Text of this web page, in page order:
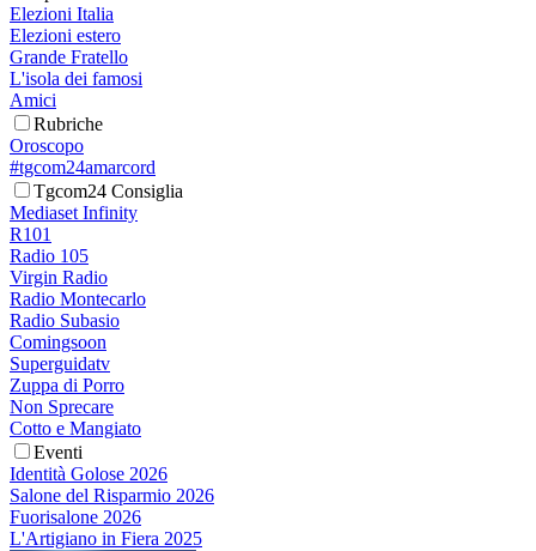
Elezioni Italia
Elezioni estero
Grande Fratello
L'isola dei famosi
Amici
Rubriche
Oroscopo
#tgcom24amarcord
Tgcom24 Consiglia
Mediaset Infinity
R101
Radio 105
Virgin Radio
Radio Montecarlo
Radio Subasio
Comingsoon
Superguidatv
Zuppa di Porro
Non Sprecare
Cotto e Mangiato
Eventi
Identità Golose 2026
Salone del Risparmio 2026
Fuorisalone 2026
L'Artigiano in Fiera 2025